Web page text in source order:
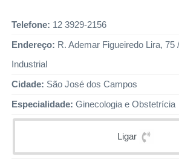
Telefone: 12 3929-2156
Endereço: R. Ademar Figueiredo Lira, 75
Industrial
Cidade: São José dos Campos
Especialidade: Ginecologia e Obstetrícia
Ligar